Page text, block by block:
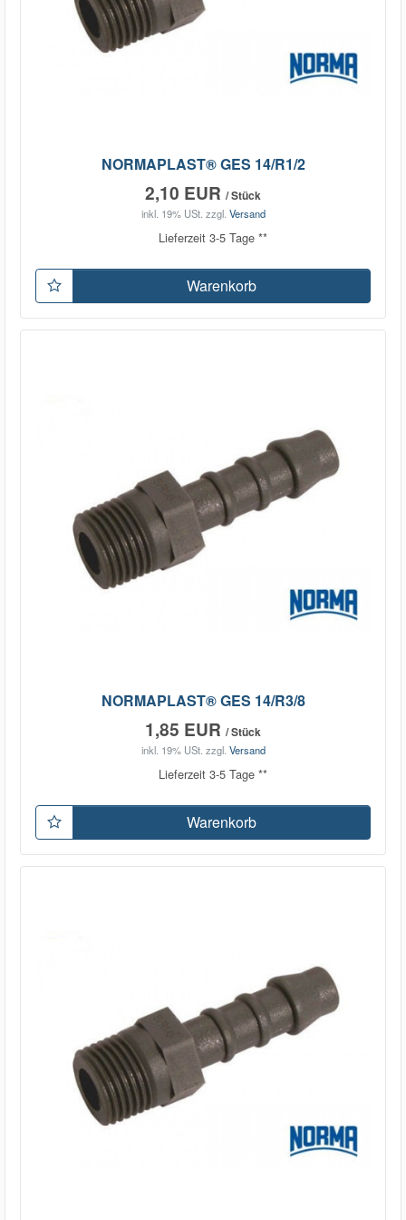
NORMAPLAST® GES 14/R1/2
2,10 EUR / Stück
inkl. 19% USt. zzgl. Versand
Lieferzeit 3-5 Tage **
Warenkorb
NORMAPLAST® GES 14/R3/8
1,85 EUR / Stück
inkl. 19% USt. zzgl. Versand
Lieferzeit 3-5 Tage **
Warenkorb